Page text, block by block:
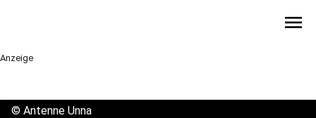
menu
Anzeige
© Antenne Unna